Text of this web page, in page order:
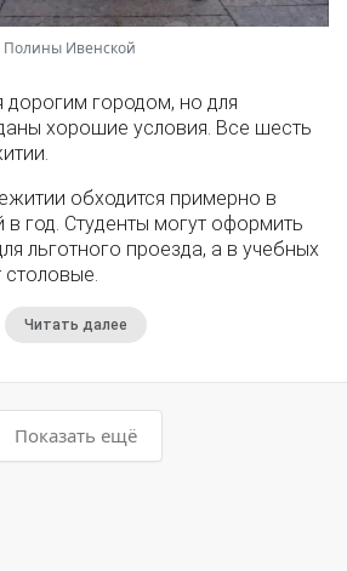
Полины Ивенской
дорогим городом, но для
хорошие условия. Все шесть
обходится примерно в
в год. Студенты могут оформить
льготного проезда, а в учебных
Читать далее
Показать ещё